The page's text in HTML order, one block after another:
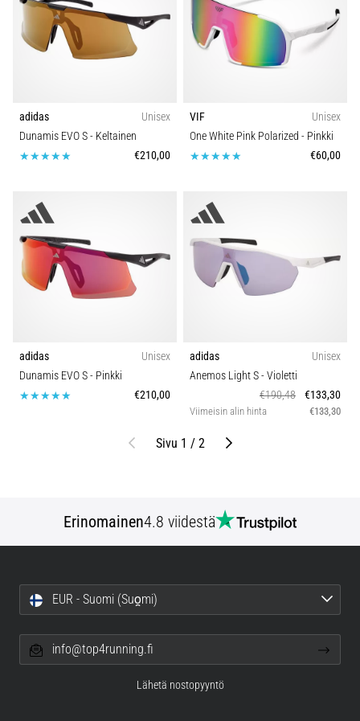
adidas
Unisex
Dunamis EVO S- Keltainen
€210,00
VIF
Unisex
One White Pink Polarized - Pinkki
€60,00
adidas
Unisex
Dunamis EVO S- Pinkki
€210,00
adidas
Unisex
Anemos Light S- Violetti
€190,48
€133,30
Viimeisin alin hinta €133,30
EdellinenSivu 1 / 2 Seuraava
Erinomainen4.8 viidestä
EUR - Suomi (Suo̯mi)
info@top4running.fi
Lähetä nostopyyntö